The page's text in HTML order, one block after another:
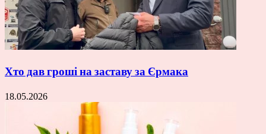
Хто дав гроші на заставу за Єрмака
18.05.2026